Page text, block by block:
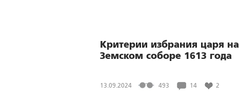
Критерии избрания царя на
Земском соборе 1613 года
13.09.2024 493 14 2